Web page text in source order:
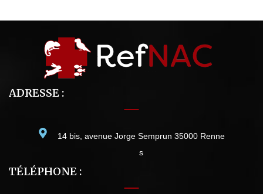
ADRESSE :
14 bis, avenue Jorge Semprun 35000 Renne
s
TÉLÉPHONE :